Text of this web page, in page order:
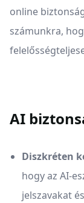
online
számunkra,
AI
Diszkréten
hogy az AI-
jelszavakat